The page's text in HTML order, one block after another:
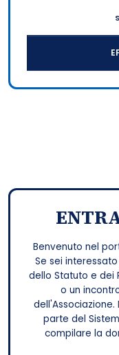
Benvenuto nel
Se sei
dello Statuto e dei
o un
parte del
compilare la